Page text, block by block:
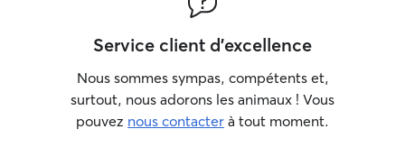
Service client d'excellence
Nous sommes sympas, compétents et,
surtout, nous adorons les animaux ! Vous
pouvez nous contacter à tout moment.